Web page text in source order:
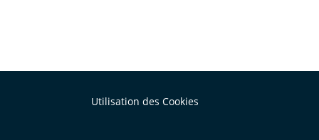
Utilisation des Cookies